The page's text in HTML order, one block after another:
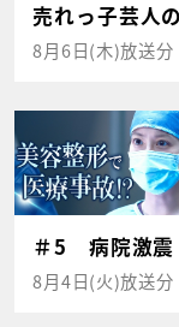
売れっ子芸人
8月6日(木)放送分
＃5 病院激震
8月4日(火)放送分